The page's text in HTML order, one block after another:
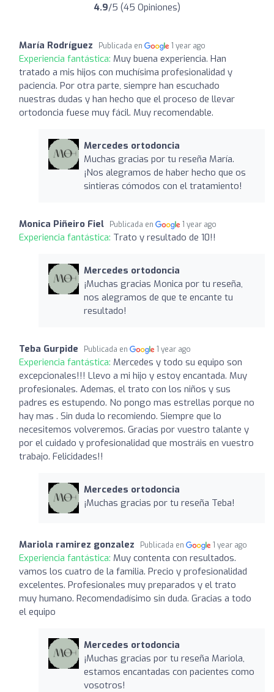
4.9/5 (45 Opiniones)
María Rodríguez Publicada en 1 year ago
Experiencia fantástica: Muy buena experiencia. Han
tratado a mis hijos con muchísima profesionalidad y
paciencia. Por otra parte, siempre han escuchado
nuestras dudas y han hecho que el proceso de llevar
ortodoncia fuese muy fácil. Muy recomendable.
Mercedes ortodoncia
Muchas gracias por tu reseña María.
¡Nos alegramos de haber hecho que os
sintieras cómodos con el tratamiento!
Monica Piñeiro Fiel Publicada en 1 year ago
Experiencia fantástica: Trato y resultado de 10!!
Mercedes ortodoncia
¡Muchas gracias Monica por tu reseña,
nos alegramos de que te encante tu
resultado!
Teba Gurpide Publicada en 1 year ago
Experiencia fantástica: Mercedes y todo su equipo son
excepcionales!!! Llevo a mi hijo y estoy encantada. Muy
profesionales. Ademas, el trato con los niños y sus
padres es estupendo. No pongo mas estrellas porque no
hay mas . Sin duda lo recomiendo. Siempre que lo
necesitemos volveremos. Gracias por vuestro talante y
por el cuidado y profesionalidad que mostráis en vuestro
trabajo. Felicidades!!
Mercedes ortodoncia
¡Muchas gracias por tu reseña Teba!
Mariola ramirez gonzalez Publicada en 1 year ago
Experiencia fantástica: Muy contenta con resultados.
vamos los cuatro de la familia. Precio y profesionalidad
excelentes. Profesionales muy preparados y el trato
muy humano. Recomendadísimo sin duda. Gracias a todo
el equipo
Mercedes ortodoncia
¡Muchas gracias por tu reseña Mariola,
estamos encantadas con pacientes como
vosotros!